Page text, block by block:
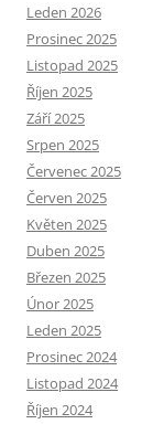
Leden 2026
Prosinec 2025
Listopad 2025
Říjen 2025
Září 2025
Srpen 2025
Červenec 2025
Červen 2025
Květen 2025
Duben 2025
Březen 2025
Únor 2025
Leden 2025
Prosinec 2024
Listopad 2024
Říjen 2024